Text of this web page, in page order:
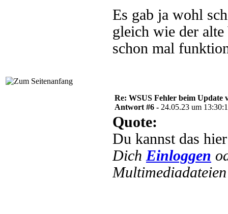
Es gab ja wohl
gleich wie der
schon mal
Re: WSUS Fehler beim Update
Antwort #6 - 24.05.23 um
Quote:
Du kannst das
Dich Einloggen